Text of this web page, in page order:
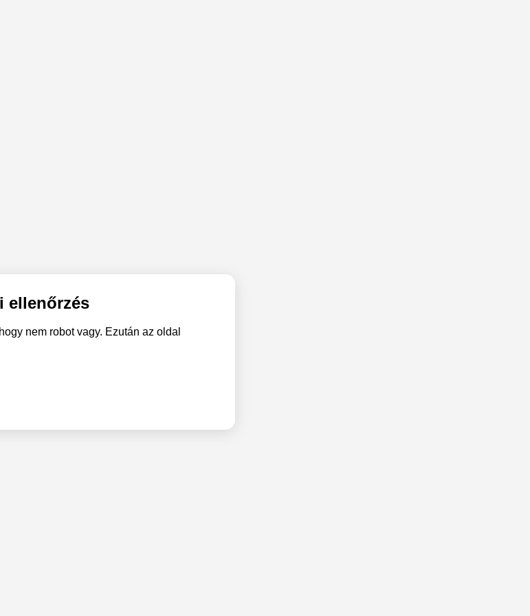
ellenőrzés
nem robot vagy. Ezután az oldal